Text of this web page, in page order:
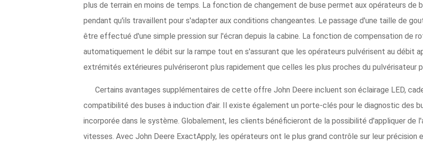
plus de terrain en moins de temps. La fonction de changement de buse permet aux opérateurs de
pendant qu'ils travaillent pour s'adapter aux conditions changeantes. Le passage d'une taille de
être effectué d'une simple pression sur l'écran depuis la cabine. La fonction de compensation de
automatiquement le débit sur la rampe tout en s'assurant que les opérateurs pulvérisent au débit
extrémités extérieures pulvériseront plus rapidement que celles les plus proches du pulvérisateur
Certains avantages supplémentaires de cette offre John Deere incluent son éclairage LED,
compatibilité des buses à induction d'air. Il existe également un porte-clés pour le diagnostic des
incorporée dans le système. Globalement, les clients bénéficieront de la possibilité d'appliquer de
vitesses. Avec John Deere ExactApply, les opérateurs ont le plus grand contrôle sur leur précision